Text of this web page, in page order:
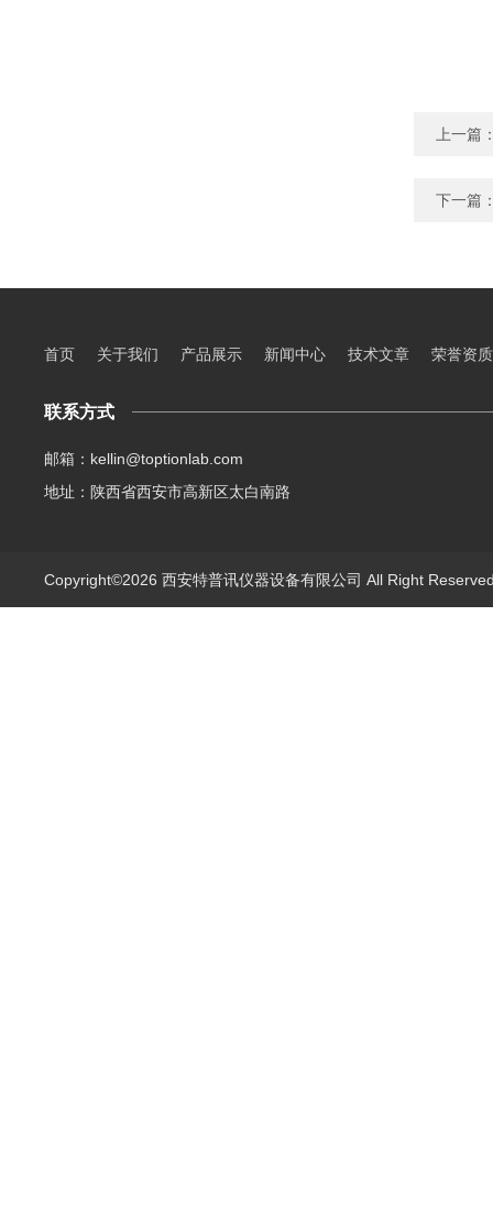
上一篇
下一篇
首页 关于我们 产品展示 新闻中心 技术文章 荣誉资质
联系方式
邮箱：kellin@toptionlab.com
地址：陕西省西安市高新区太白南路
Copyright©2026 西安特普讯仪器设备有限公司 All Right